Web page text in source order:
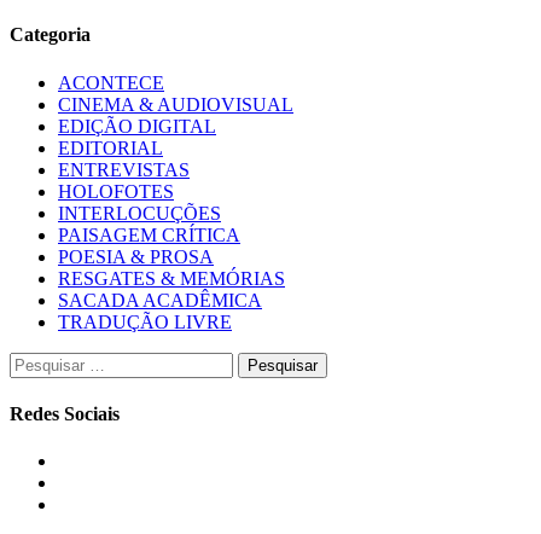
Categoria
ACONTECE
CINEMA & AUDIOVISUAL
EDIÇÃO DIGITAL
EDITORIAL
ENTREVISTAS
HOLOFOTES
INTERLOCUÇÕES
PAISAGEM CRÍTICA
POESIA & PROSA
RESGATES & MEMÓRIAS
SACADA ACADÊMICA
TRADUÇÃO LIVRE
Pesquisar
por:
Redes Sociais